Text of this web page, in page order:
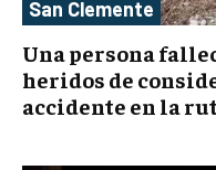
San Clemente
Una persona
heridos de
accidente en la